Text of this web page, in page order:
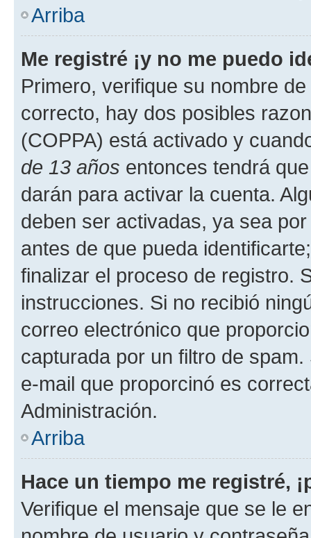
Arriba
Me registré ¡y no me puedo
Primero, verifique su nombre
correcto, hay dos posibles
(COPPA) está activado y
de 13 años entonces tendrá
darán para activar la cuenta.
deben ser activadas, ya sea
antes de que pueda
finalizar el proceso de registro.
instrucciones. Si no recibió
correo electrónico que
capturada por un filtro de
e-mail que proporcinó es
Administración.
Arriba
Hace un tiempo me registré,
Verifique el mensaje que se le